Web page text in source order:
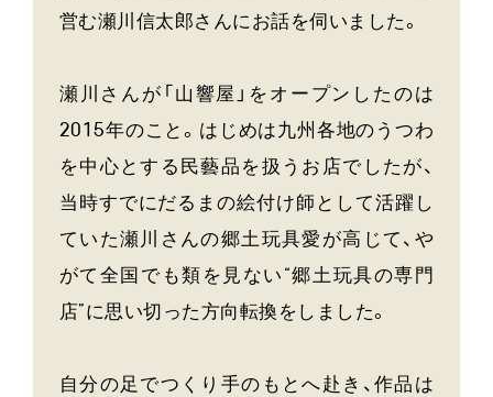
営む瀬川信太郎さんにお話を伺いました。
瀬川さんが「山響屋」をオープンしたのは
2015年のこと。はじめは九州各地のうつわ
を中心とする民藝品を扱うお店でしたが、
当時すでにだるまの絵付け師として活躍し
ていた瀬川さんの郷土玩具愛が高じて、や
がて全国でも類を見ない“郷土玩具の専門
店”に思い切った方向転換をしました。
自分の足でつくり手のもとへ赴き、作品は